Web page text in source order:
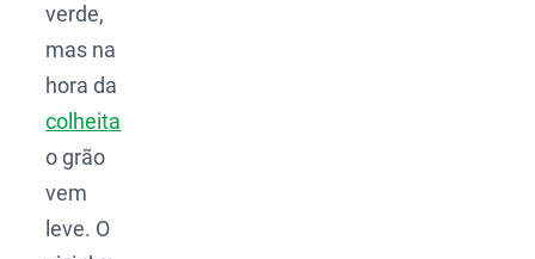
verde,
mas na
hora da
colheita
o grão
vem
leve. O